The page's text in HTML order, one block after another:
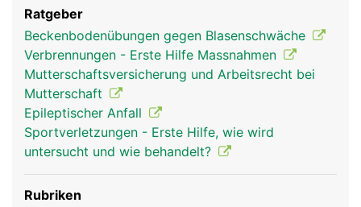
Ratgeber
Beckenbodenübungen gegen Blasenschwäche
Verbrennungen - Erste Hilfe Massnahmen
Mutterschaftsversicherung und Arbeitsrecht bei
Mutterschaft
Epileptischer Anfall
Sportverletzungen - Erste Hilfe, wie wird
untersucht und wie behandelt?
Rubriken